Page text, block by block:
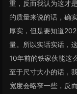
重，反而我认为这才
的质量来说的话，确
厚实，但是要知道
量。所以实话实话，
10年前的铁家伙能这
至于尺寸大小的话，
宽度会略窄一些，反